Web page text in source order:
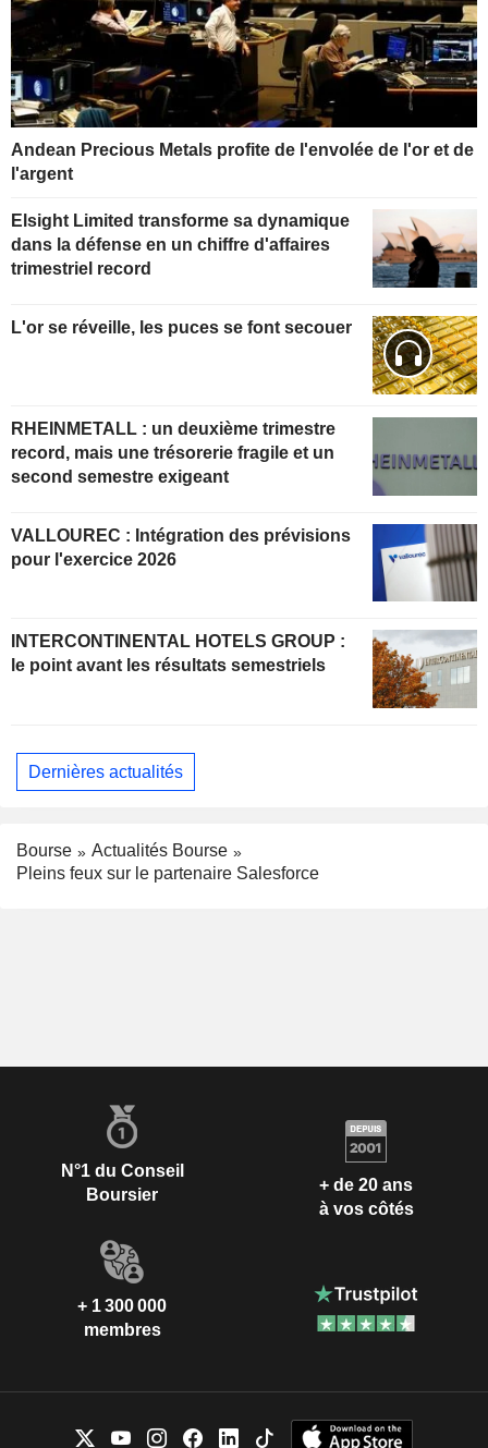
Andean Precious Metals profite de l'envolée de l'or et de
l'argent
Elsight Limited transforme sa dynamique
dans la défense en un chiffre d'affaires
trimestriel record
L'or se réveille, les puces se font secouer
RHEINMETALL : un deuxième trimestre
record, mais une trésorerie fragile et un
second semestre exigeant
VALLOUREC : Intégration des prévisions
pour l'exercice 2026
INTERCONTINENTAL HOTELS GROUP :
le point avant les résultats semestriels
Dernières actualités
Bourse
Actualités Bourse
Pleins feux sur le partenaire Salesforce
N°1 du Conseil
Boursier
+ de 20 ans
à vos côtés
+ 1 300 000
membres